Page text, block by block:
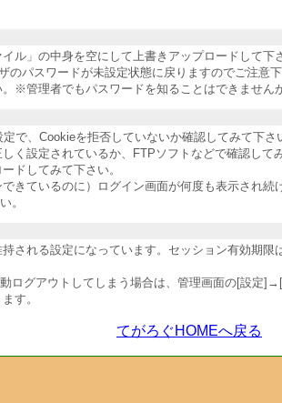
ル」の中身を空にして上書きアップロードして
パスワードが未設定状態に戻りますのでご注意
※管理者でもパスワードを知ることはできません
で、Cookieを拒否していないか確認してみて下
く設定されているか、FTPソフトなどで確認し
ドしてみて下さい。
きているのに）ログイン画面が何度も表示され
。
される設定になっています。セッション有効期
グアウトしてしまう場合は、管理画面の[設定
す。
てがろぐHOMEへ戻る